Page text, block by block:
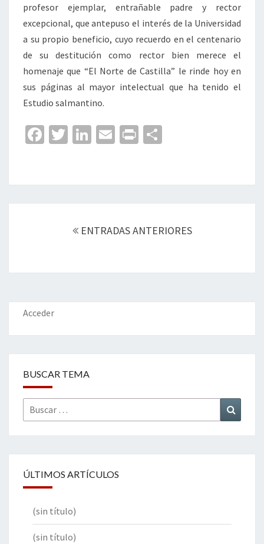
profesor ejemplar, entrañable padre y rector
excepcional, que antepuso el interés de la Universidad
a su propio beneficio, cuyo recuerdo en el centenario
de su destitución como rector bien merece el
homenaje que “El Norte de Castilla” le rinde hoy en
sus páginas al mayor intelectual que ha tenido el
Estudio salmantino.
Fa
o
o
T
er
Li
dI
n
E
l
Pr
p
ar
tir
ENTRADAS ANTERIORES
Acceder
BUSCAR TEMA
Buscar
por:
ÚLTIMOS ARTÍCULOS
(sin título)
(sin título)